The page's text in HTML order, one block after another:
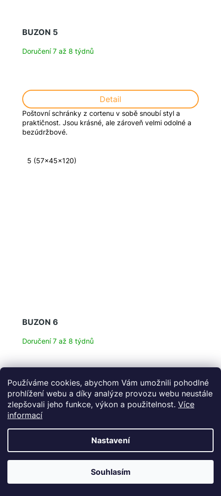
Používáme cookies, abychom Vám umožnili pohodlné
prohlížení webu a díky analýze provozu webu neustále
zlepšovali jeho funkce, výkon a použitelnost. Více
informací
Nastavení
Souhlasím
BUZON 5
Doručení 7 až 8 týdnů
Detail
Poštovní schránky z cortenu v sobě snoubí styl a
praktičnost. Jsou krásné, ale zároveň velmi odolné a
bezúdržbové.
5 (57x45x120)
BUZON 6
Doručení 7 až 8 týdnů
Detail
Poštovní schránky z cortenu v sobě snoubí styl a
praktičnost. Jsou krásné, ale zároveň velmi odolné a
bezúdržbové.
6 (86x45x125)